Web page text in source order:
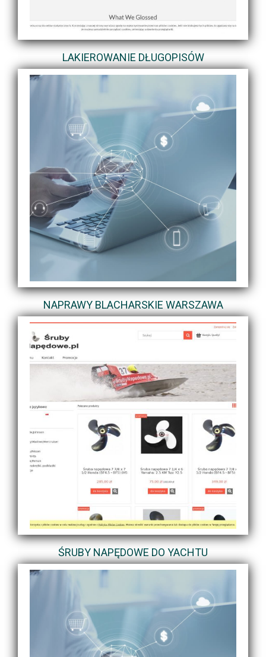
LAKIEROWANIE DŁUGOPISÓW
NAPRAWY BLACHARSKIE WARSZAWA
ŚRUBY NAPĘDOWE DO YACHTU